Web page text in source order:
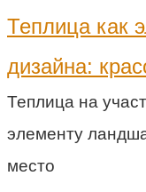
Теплица как
дизайна:
Теплица на
элементу
место